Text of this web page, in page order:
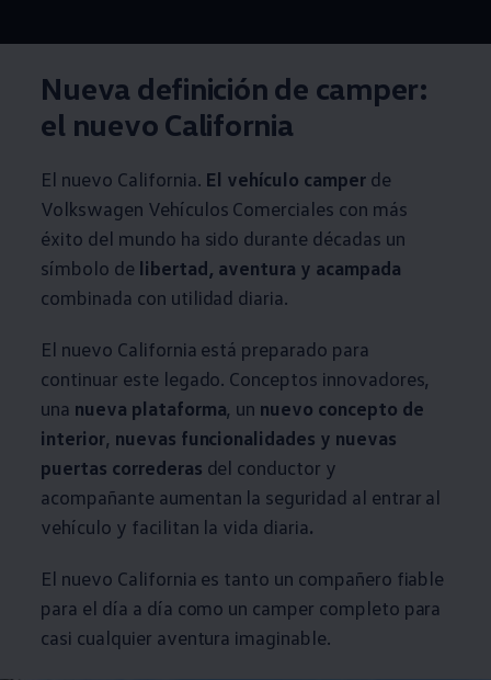
Nueva definición de camper:
el nuevo California
El nuevo California. El vehículo camper de
Volkswagen Vehículos Comerciales con más
éxito del mundo ha sido durante décadas un
símbolo de libertad, aventura y acampada
combinada con utilidad diaria.
El nuevo California está preparado para
continuar este legado. Conceptos innovadores,
una nueva plataforma, un nuevo concepto de
interior, nuevas funcionalidades y nuevas
puertas correderas del conductor y
acompañante aumentan la seguridad al entrar al
vehículo y facilitan la vida diaria.
El nuevo California es tanto un compañero fiable
para el día a día como un camper completo para
casi cualquier aventura imaginable.